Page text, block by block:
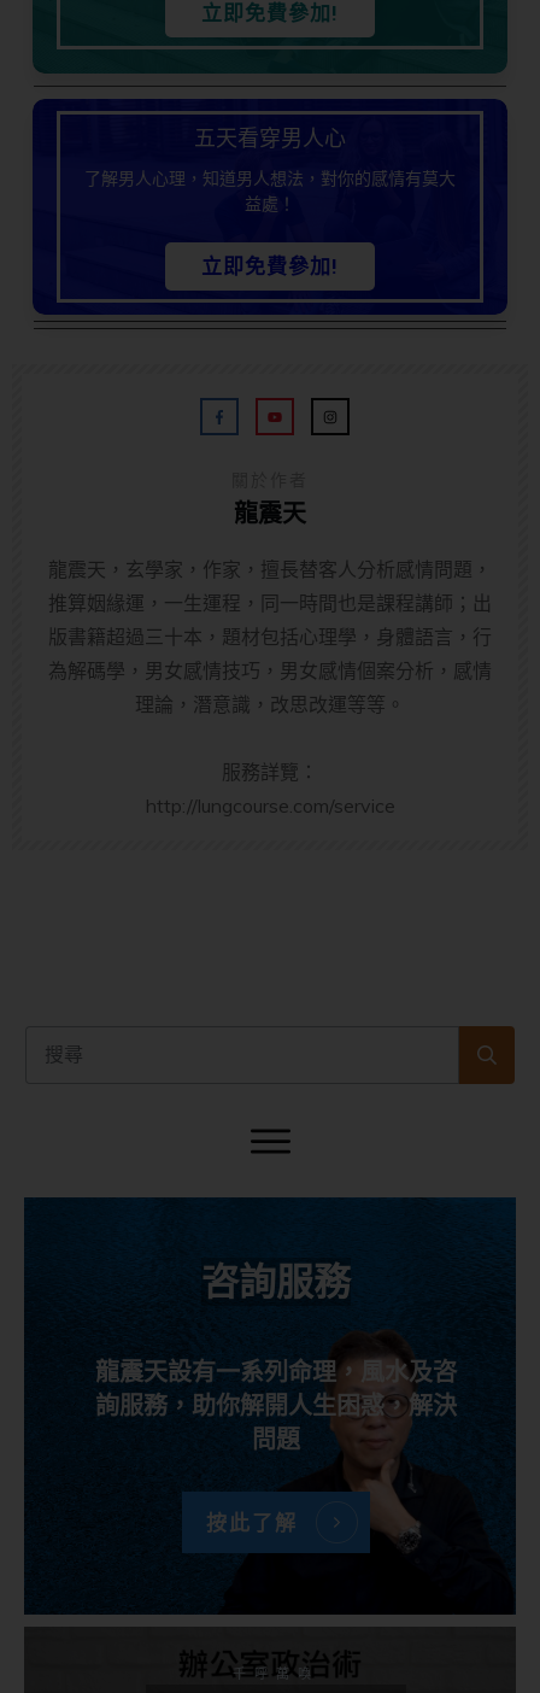
立即免費參加!
五天看穿男人心
了解男人心理，知道男人想法，對你的感情有莫大
益處！
立即免費參加!
龍震天
龍震天，玄學家，作家，擅長替客人分析感情問題，
推算姻緣運，一生運程，同一時間也是課程講師；出
版書籍超過三十本，題材包括心理學，身體語言，行
為解碼學，男女感情技巧，男女感情個案分析，感情
理論，潛意識，改思改運等等。
服務詳覽：
http://lungcourse.com/service
咨詢服務
龍震天設有一系列命理，風水及咨
詢服務，助你解開人生困惑，解決
問題
按此了解
千呼萬喚